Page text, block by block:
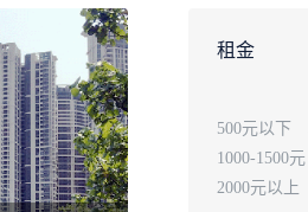
租金
500元以下
1000-1500元
2000元以上